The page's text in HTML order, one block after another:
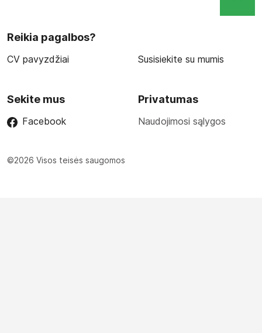
Reikia pagalbos?
CV pavyzdžiai Susisiekite su mumis
Sekite mus
Facebook
Privatumas
Naudojimosi sąlygos
©2026 Visos teisės saugomos